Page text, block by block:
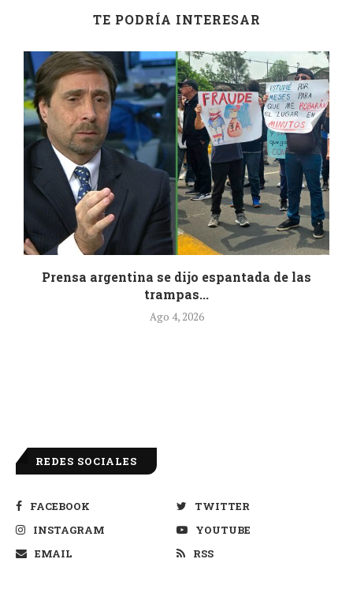
TE PODRÍA INTERESAR
Prensa argentina se dijo espantada de las
trampas...
Ago 4, 2026
REDES SOCIALES
FACEBOOK
TWITTER
INSTAGRAM
YOUTUBE
EMAIL
RSS